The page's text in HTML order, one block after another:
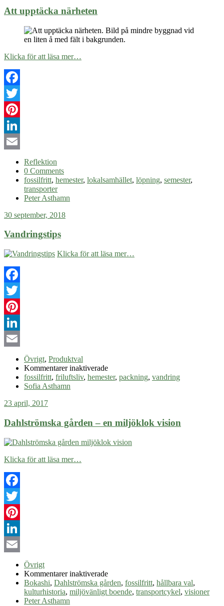
Att upptäcka närheten
Klicka för att läsa mer…
Facebook
Twitter
Pinterest
LinkedIn
Reflektion
0 Comments
fossilfritt, hemester, lokalsamhället, löpning, semester,
transporter
Peter Asthamn
30 september, 2018
Vandringstips
Klicka för att läsa mer…
Facebook
Twitter
Pinterest
LinkedIn
Övrigt, Produktval
Kommentarer inaktiveradeför
Vandringstips
fossilfritt, friluftsliv, hemester, packning, vandring
Sofia Asthamn
23 april, 2017
Dahlströmska gården – en miljöklok vision
Klicka för att läsa mer…
Facebook
Twitter
Pinterest
LinkedIn
Övrigt
Kommentarer inaktiveradeför
Dahlströmska
gården
Bokashi, Dahlströmska gården, fossilfritt, hållbara val,
kulturhistoria, miljövänligt boende, transportcykel, visioner
Peter Asthamn